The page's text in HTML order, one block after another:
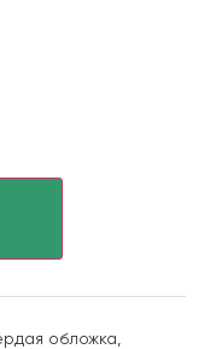
обложка,